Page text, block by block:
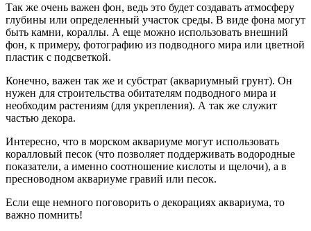
Так же очень важен фон, ведь это будет создавать атмосферу
глубины или определенный участок среды. В виде фона могут
быть камни, кораллы. А еще можно использовать внешний
фон, к примеру, фотографию из подводного мира или цветной
пластик с подсветкой.
Конечно, важен так же и субстрат (аквариумный грунт). Он
нужен для строительства обитателям подводного мира и
необходим растениям (для укрепления). А так же служит
частью декора.
Интересно, что в морском аквариуме могут использовать
коралловый песок (что позволяет поддерживать водородные
показатели, а именно соотношение кислоты и щелочи), а в
пресноводном аквариуме гравий или песок.
Если еще немного поговорить о декорациях аквариума, то
важно помнить!